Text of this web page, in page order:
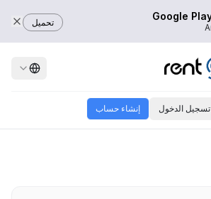
تحميل
تسجيل الدخول إنشاء حساب